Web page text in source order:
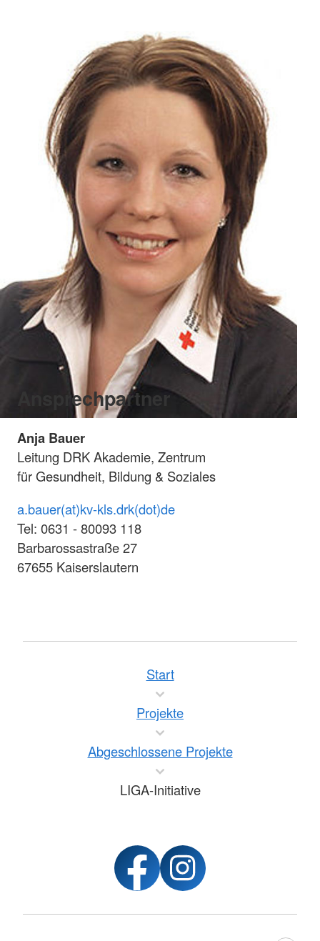
Ansprechpartner
Anja Bauer
Leitung DRK Akademie, Zentrum
für Gesundheit, Bildung & Soziales
a.bauer(at)kv-kls.drk(dot)de
Tel: 0631 - 80093 118
Barbarossastraße 27
67655 Kaiserslautern
Start
Projekte
Abgeschlossene Projekte
LIGA-Initiative